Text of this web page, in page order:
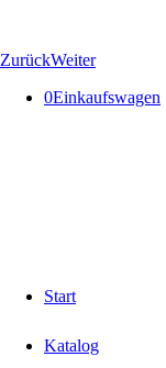
ZurückWeiter
0Einkaufswagen
Start
Katalog